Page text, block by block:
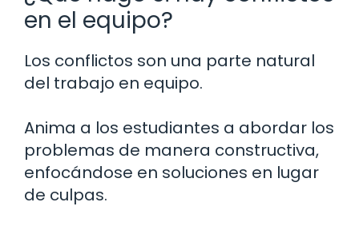
en el equipo?
Los conflictos son una parte natural
del trabajo en equipo.
Anima a los estudiantes a abordar los
problemas de manera constructiva,
enfocándose en soluciones en lugar
de culpas.